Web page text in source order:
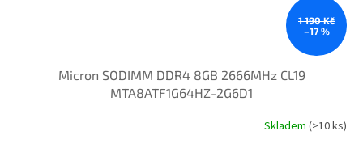
1 190 Kč
–17 %
Micron SODIMM DDR4 8GB 2666MHz CL19
MTA8ATF1G64HZ-2G6D1
Skladem (>10 ks)